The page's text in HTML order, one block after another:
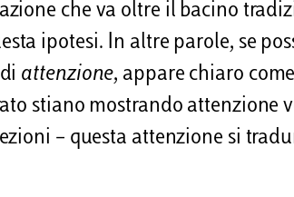
che va oltre il bacino
ipotesi. In altre parole, se
attenzione, appare chiaro
stiano mostrando attenzione
– questa attenzione si